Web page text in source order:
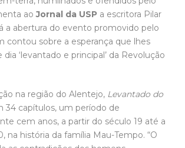
na região do Alentejo, Levantado do
34 capítulos, um período de
cem anos, a partir do século 19 até a
na história da família Mau-Tempo. “O
as contradições dos homens
– e sujeitos que encarnam
da Igreja Católica”, explica o
de Comunicações e Artes (ECA) da
Chauvin.